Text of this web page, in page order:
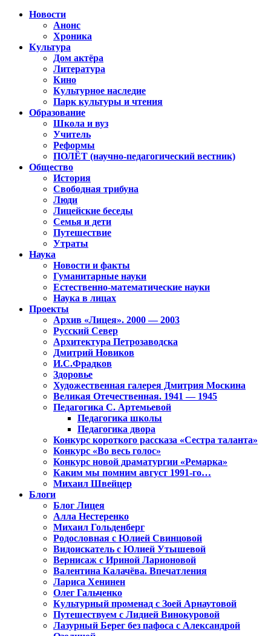
Новости
Анонс
Хроника
Культура
Дом актёра
Литература
Кино
Культурное наследие
Парк культуры и чтения
Образование
Школа и вуз
Учитель
Реформы
ПОЛЁТ (научно-педагогический вестник)
Общество
История
Свободная трибуна
Люди
Лицейские беседы
Семья и дети
Путешествие
Утраты
Наука
Новости и факты
Гуманитарные науки
Естественно-математические науки
Наука в лицах
Проекты
Архив «Лицея». 2000 — 2003
Русский Север
Архитектура Петрозаводска
Дмитрий Новиков
И.С.Фрадков
Здоровье
Художественная галерея Дмитрия Москина
Великая Отечественная. 1941 — 1945
Педагогика С. Артемьевой
Педагогика школы
Педагогика двора
Конкурс короткого рассказа «Сестра таланта»
Конкурс «Во весь голос»
Конкурс новой драматургии «Ремарка»
Каким мы помним август 1991-го…
Михаил Швейцер
Блоги
Блог Лицея
Алла Нестеренко
Михаил Гольденберг
Родословная с Юлией Свинцовой
Видоискатель с Юлией Утышевой
Вернисаж с Ириной Ларионовой
Валентина Калачёва. Впечатления
Лариса Хенинен
Олег Гальченко
Культурный променад с Зоей Арнаутовой
Путешествуем с Лидией Винокуровой
Лазурный Берег без пафоса с Александрой